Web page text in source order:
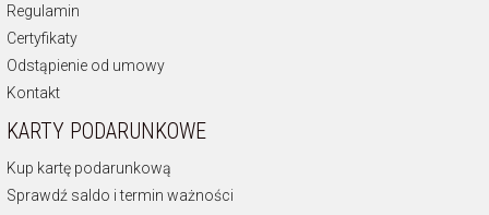
Regulamin
Certyfikaty
Odstąpienie od umowy
Kontakt
KARTY PODARUNKOWE
Kup kartę podarunkową
Sprawdź saldo i termin ważności